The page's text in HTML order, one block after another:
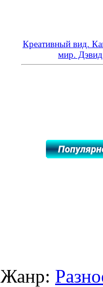
Креативный вид.
мир.
Жанр: